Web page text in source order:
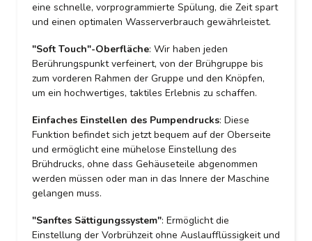
eine schnelle, vorprogrammierte Spülung, die Zeit spart
und einen optimalen Wasserverbrauch gewährleistet.
"Soft Touch"-Oberfläche: Wir haben jeden
Berührungspunkt verfeinert, von der Brühgruppe bis
zum vorderen Rahmen der Gruppe und den Knöpfen,
um ein hochwertiges, taktiles Erlebnis zu schaffen.
Einfaches Einstellen des Pumpendrucks: Diese
Funktion befindet sich jetzt bequem auf der Oberseite
und ermöglicht eine mühelose Einstellung des
Brühdrucks, ohne dass Gehäuseteile abgenommen
werden müssen oder man in das Innere der Maschine
gelangen muss.
"Sanftes Sättigungssystem": Ermöglicht die
Einstellung der Vorbrühzeit ohne Auslaufflüssigkeit und